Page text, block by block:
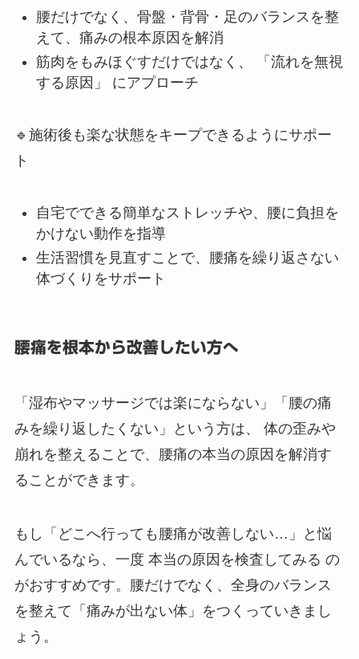
腰だけでなく、骨盤・背骨・足のバランスを整
えて、痛みの根本原因を解消
筋肉をもみほぐすだけではなく、 「流れを無視
する原因」 にアプローチ
🔹施術後も楽な状態をキープできるようにサポー
ト
自宅でできる簡単なストレッチや、腰に負担を
かけない動作を指導
生活習慣を見直すことで、腰痛を繰り返さない
体づくりをサポート
腰痛を根本から改善したい方へ
「湿布やマッサージでは楽にならない」「腰の痛
みを繰り返したくない」という方は、 体の歪みや
崩れを整えることで、腰痛の本当の原因を解消す
ることができます。
もし「どこへ行っても腰痛が改善しない…」と悩
んでいるなら、一度 本当の原因を検査してみる の
がおすすめです。腰だけでなく、全身のバランス
を整えて「痛みが出ない体」をつくっていきまし
ょう。